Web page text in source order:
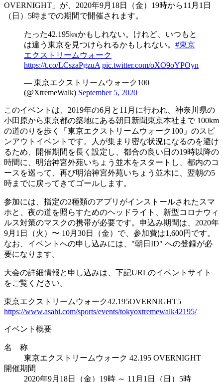
OVERNIGHT」が、2020年9月18日（金）19時から11月1日
（日）5時までの期間で開催されます。
たった42.195㎞かもしれない。けれど、いつもと
は違う東京を見つけられるかもしれない。 #東京
エクストリームウォーク
https://t.co/LCszaPgzuA pic.twitter.com/oXO9oYPOyn
— 東京エクストリームウォーク100
(@XtremeWalk) September 5, 2020
このイベントは、2019年の6月と11月に行われ、神奈川県の
小田原から東京都の築地にある朝日新聞東京本社まで 100km
の道のりを歩く「東京エクストリームウォーク100」のスピ
ンアウトイベントです。人が集まり密な状況になるのを避け
るため、開催期間を長く設定し、都合の良い日の19時以降の
時間に、明治神宮外苑いちょう並木をスタートし、都内のコ
ースを巡って、再び明治神宮外苑いちょう並木に、翌朝の5
時までに戻ってきてゴールします。
参加には、指定の2種類のアプリがインストールされたスマ
ホと、夜の道を照らすためのヘッドライト、新型コロナウィ
ルス対策のマスクの携帯が必要です。申込み期間は、2020年
9月1日（火）〜 10月30日（金）で、参加費は1,600円です。
なお、イベントへの申し込みには、"朝日ID" への登録が必
要になります。
大会の詳細情報と申し込みは、下記URLのイベントサイト
をご覧ください。
東京エクストリームウォーク42.195OVERNIGHT5
https://www.asahi.com/sports/events/tokyoxtremewalk42195/
イベント概要
名 称
東京エクストリームウォーク 42.195 OVERNIGHT
開催期間
2020年9月18日（金）19時 ～ 11月1日（日）5時